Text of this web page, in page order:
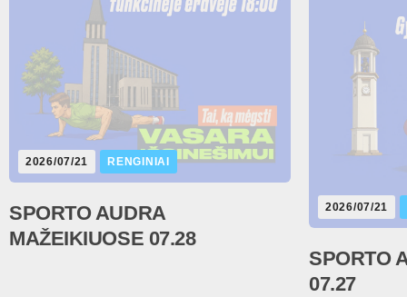
2026/07/21 RENGINIAI
SPORTO AUDRA
MAŽEIKIUOSE 07.28
2026/07/21
SPORTO
07.27